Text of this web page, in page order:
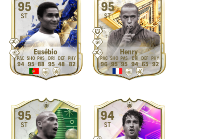
95
ST
Eusébio
94 95 88 95 48 82
95
ST
Henry
96 95 95 94 65 92
95
ST
94
ST